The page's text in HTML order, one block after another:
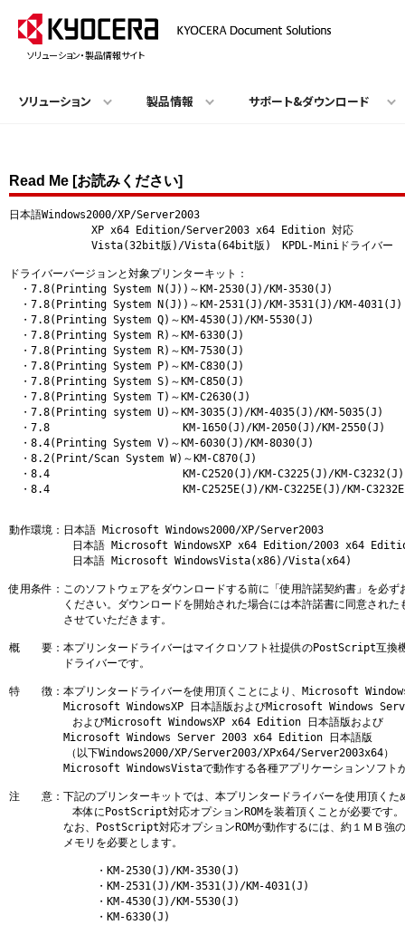
ソリューション・製品情報サイト
ソリューション 製品情報 サポート&ダウンロード
Read Me [お読みください]
日本語Windows2000/XP/Server2003
             XP x64 Edition/Server2003 x64 Edition 対応
             Vista(32bit版)/Vista(64bit版)　KPDL-Miniドライバー
ドライバーバージョンと対象プリンターキット：
・7.8(Printing System N(J))～KM-2530(J)/KM-3530(J)
・7.8(Printing System N(J))～KM-2531(J)/KM-3531(J)/KM-4031(J)
・7.8(Printing System Q)～KM-4530(J)/KM-5530(J)
・7.8(Printing System R)～KM-6330(J)
・7.8(Printing System R)～KM-7530(J)
・7.8(Printing System P)～KM-C830(J)
・7.8(Printing System S)～KM-C850(J)
・7.8(Printing System T)～KM-C2630(J)
・7.8(Printing system U)～KM-3035(J)/KM-4035(J)/KM-5035(J)
・7.8                     KM-1650(J)/KM-2050(J)/KM-2550(J)
・8.4(Printing System V)～KM-6030(J)/KM-8030(J)
・8.2(Print/Scan System W)～KM-C870(J)
・8.4                     KM-C2520(J)/KM-C3225(J)/KM-C3232(J)
・8.4                     KM-C2525E(J)/KM-C3225E(J)/KM-
動作環境：日本語 Microsoft Windows2000/XP/Server2003
日本語 Microsoft WindowsXP x64 Edition/2003 x64
          日本語 Microsoft WindowsVista(x86)/Vista(x64)
使用条件：このソフトウェアをダウンロードする前に「使用許諾契約書」を必ず
ください。ダウンロードを開始された場合には本許諾書に同意された
させていただきます。
概　　要：本プリンタードライバーはマイクロソフト社提供のPostScript互換
ドライバーです。
特　　徴：本プリンタードライバーを使用頂くことにより、Microsoft
Microsoft WindowsXP 日本語版およびMicrosoft Windows
          およびMicrosoft WindowsXP x64 Edition 日本語版および
Microsoft Windows Server 2003 x64 Edition 日本語版
         （以下Windows2000/XP/Server2003/XPx64/Server2003x64）
Microsoft WindowsVistaで動作する各種アプリケーションソフトか
注　　意：下記のプリンターキットでは、本プリンタードライバーを使用頂くた
          本体にPostScript対応オプションROMを装着頂くことが必要です。
なお、PostScript対応オプションROMが動作するには、約１ＭＢ強の
メモリを必要とします。
・KM-2530(J)/KM-3530(J)
・KM-2531(J)/KM-3531(J)/KM-4031(J)
・KM-4530(J)/KM-5530(J)
・KM-6330(J)